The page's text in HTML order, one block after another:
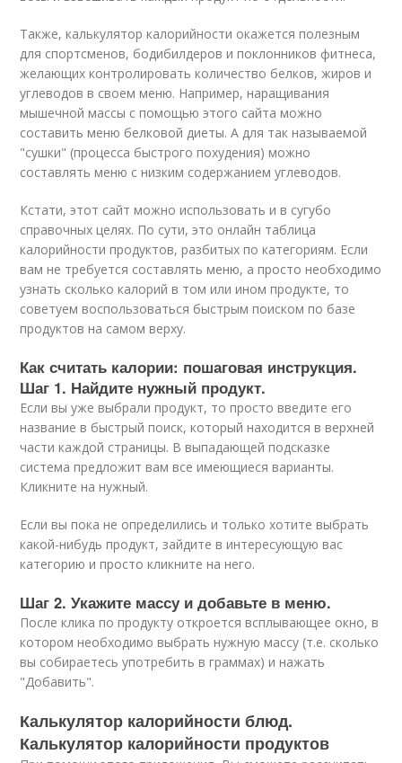
Также, калькулятор калорийности окажется полезным
для спортсменов, бодибилдеров и поклонников фитнеса,
желающих контролировать количество белков, жиров и
углеводов в своем меню. Например, наращивания
мышечной массы с помощью этого сайта можно
составить меню белковой диеты. А для так называемой
"сушки" (процесса быстрого похудения) можно
составлять меню с низким содержанием углеводов.
Кстати, этот сайт можно использовать и в сугубо
справочных целях. По сути, это онлайн таблица
калорийности продуктов, разбитых по категориям. Если
вам не требуется составлять меню, а просто необходимо
узнать сколько калорий в том или ином продукте, то
советуем воспользоваться быстрым поиском по базе
продуктов на самом верху.
Как считать калории: пошаговая инструкция.
Шаг 1. Найдите нужный продукт.
Если вы уже выбрали продукт, то просто введите его
название в быстрый поиск, который находится в верхней
части каждой страницы. В выпадающей подсказке
система предложит вам все имеющиеся варианты.
Кликните на нужный.
Если вы пока не определились и только хотите выбрать
какой-нибудь продукт, зайдите в интересующую вас
категорию и просто кликните на него.
Шаг 2. Укажите массу и добавьте в меню.
После клика по продукту откроется всплывающее окно, в
котором необходимо выбрать нужную массу (т.е. сколько
вы собираетесь употребить в граммах) и нажать
"Добавить".
Калькулятор калорийности блюд.
Калькулятор калорийности продуктов